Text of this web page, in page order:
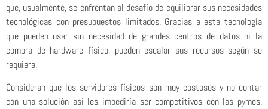
que, usualmente, se enfrentan al desafío de equilibrar sus necesidades
tecnológicas con presupuestos limitados. Gracias a esta tecnología
que pueden usar sin necesidad de grandes centros de datos ni la
compra de hardware físico, pueden escalar sus recursos según se
requiera.
Consideran que los servidores físicos son muy costosos y no contar
con una solución así les impediría ser competitivos con las pymes.